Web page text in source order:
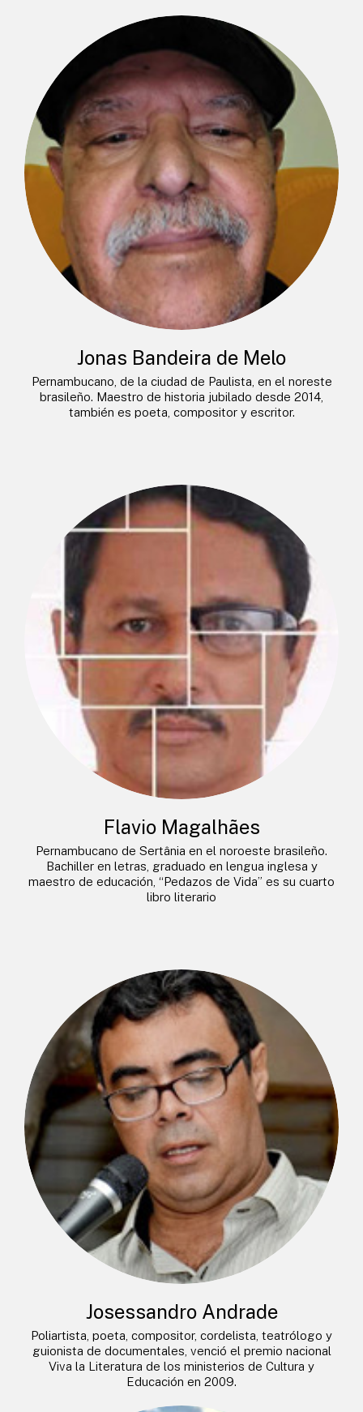
Jonas Bandeira de Melo
Pernambucano, de la ciudad de Paulista, en el noreste
brasileño. Maestro de historia jubilado desde 2014,
también es poeta, compositor y escritor.
Flavio Magalhães
Pernambucano de Sertânia en el noroeste brasileño.
Bachiller en letras, graduado en lengua inglesa y
maestro de educación, “Pedazos de Vida” es su cuarto
libro literario
Josessandro Andrade
Poliartista, poeta, compositor, cordelista, teatrólogo y
guionista de documentales, venció el premio nacional
Viva la Literatura de los ministerios de Cultura y
Educación en 2009.